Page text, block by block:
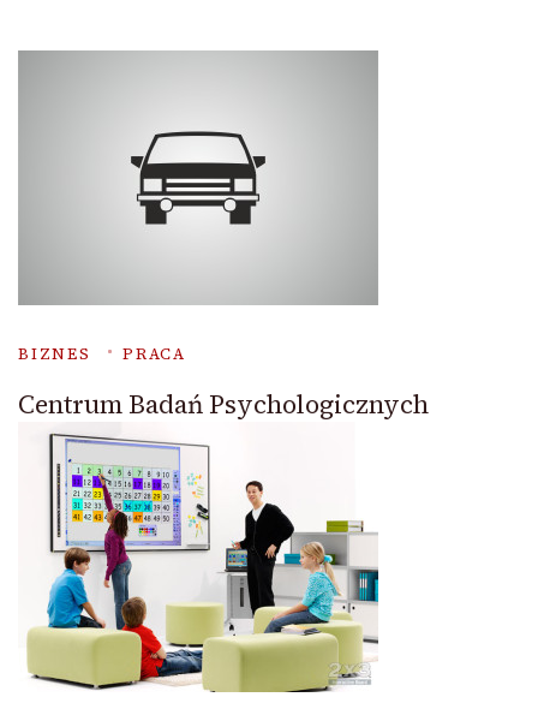
BIZNES PRACA
Centrum Badań Psychologicznych